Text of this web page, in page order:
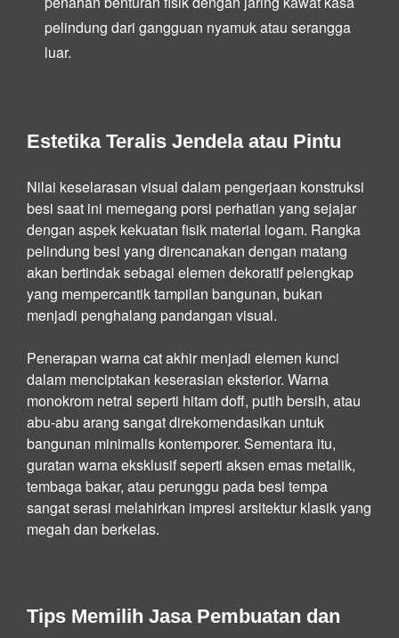
pelindung dari gangguan nyamuk atau serangga
luar.
Estetika Teralis Jendela atau Pintu
Nilai keselarasan visual dalam pengerjaan konstruksi
besi saat ini memegang porsi perhatian yang sejajar
dengan aspek kekuatan fisik material logam. Rangka
pelindung besi yang direncanakan dengan matang
akan bertindak sebagai elemen dekoratif pelengkap
yang mempercantik tampilan bangunan, bukan
menjadi penghalang pandangan visual.
Penerapan warna cat akhir menjadi elemen kunci
dalam menciptakan keserasian eksterior. Warna
monokrom netral seperti hitam doff, putih bersih, atau
abu-abu arang sangat direkomendasikan untuk
bangunan minimalis kontemporer. Sementara itu,
guratan warna eksklusif seperti aksen emas metalik,
tembaga bakar, atau perunggu pada besi tempa
sangat serasi melahirkan impresi arsitektur klasik yang
megah dan berkelas.
Tips Memilih Jasa Pembuatan dan